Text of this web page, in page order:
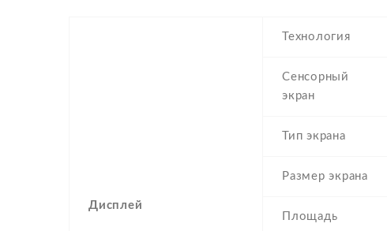
Дисплей
Технология
Сенсорный
экран
Тип экрана
Размер экрана
Площадь